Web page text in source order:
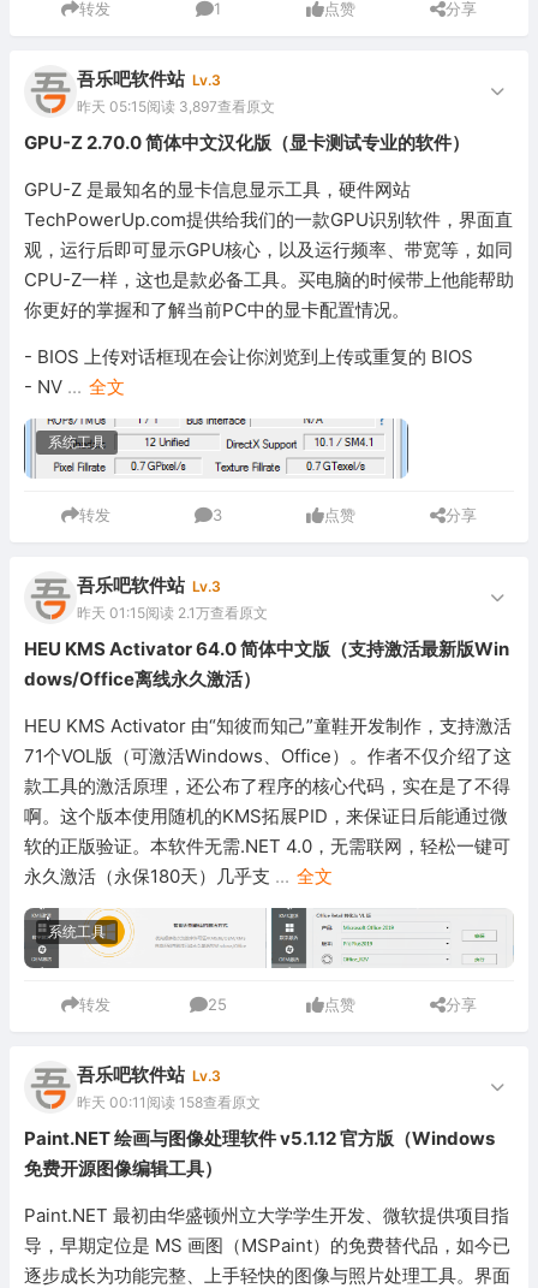
转发 1 点赞 分享
吾乐吧软件站 Lv.3
昨天 05:15阅读 3,897查看原文
GPU-Z 2.70.0 简体中文汉化版（显卡测试专业的软件）
GPU-Z 是最知名的显卡信息显示工具，硬件网站
TechPowerUp.com提供给我们的一款GPU识别软件，界面直
观，运行后即可显示GPU核心，以及运行频率、带宽等，如同
CPU-Z一样，这也是款必备工具。买电脑的时候带上他能帮助
你更好的掌握和了解当前PC中的显卡配置情况。
- BIOS 上传对话框现在会让你浏览到上传或重复的 BIOS
- NV ... 全文
系统工具
转发 3 点赞 分享
吾乐吧软件站 Lv.3
昨天 01:15阅读 2.1万查看原文
HEU KMS Activator 64.0 简体中文版（支持激活最新版Win
dows/Office离线永久激活）
HEU KMS Activator 由“知彼而知己”童鞋开发制作，支持激活
71个VOL版（可激活Windows、Office）。作者不仅介绍了这
款工具的激活原理，还公布了程序的核心代码，实在是了不得
啊。这个版本使用随机的KMS拓展PID，来保证日后能通过微
软的正版验证。本软件无需.NET 4.0，无需联网，轻松一键可
永久激活（永保180天）几乎支 ... 全文
系统工具
转发 25 点赞 分享
吾乐吧软件站 Lv.3
昨天 00:11 阅读 158查看原文
Paint.NET 绘画与图像处理软件 v5.1.12 官方版（Windows
免费开源图像编辑工具）
Paint.NET 最初由华盛顿州立大学学生开发、微软提供项目指
导，早期定位是 MS 画图（MSPaint）的免费替代品，如今已
逐步成长为功能完整、上手轻快的图像与照片处理工具。界面